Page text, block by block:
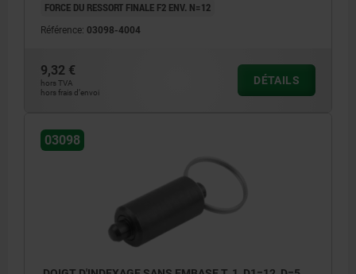
FORCE DU RESSORT FINALE F2 ENV. N=12
Référence: 03098-4004
9,32 €
hors TVA
hors frais d’envoi
DÉTAILS
03098